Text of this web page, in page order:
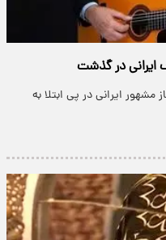
ایرانی در گذشت
مشهور ایرانی در پی ابتلا به